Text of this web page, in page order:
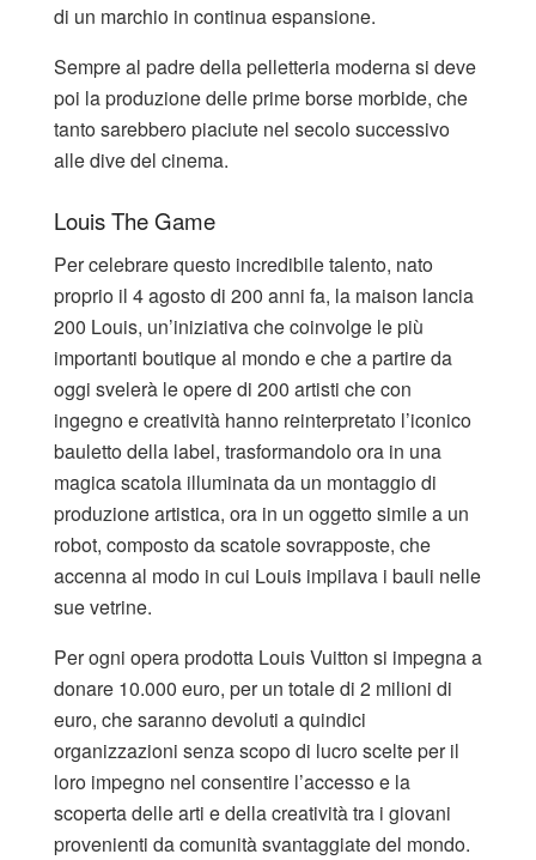
di un marchio in continua espansione.
Sempre al padre della pelletteria moderna si deve
poi la produzione delle prime borse morbide, che
tanto sarebbero piaciute nel secolo successivo
alle dive del cinema.
Louis The Game
Per celebrare questo incredibile talento, nato
proprio il 4 agosto di 200 anni fa, la maison lancia
200 Louis, un’iniziativa che coinvolge le più
importanti boutique al mondo e che a partire da
oggi svelerà le opere di 200 artisti che con
ingegno e creatività hanno reinterpretato l’iconico
bauletto della label, trasformandolo ora in una
magica scatola illuminata da un montaggio di
produzione artistica, ora in un oggetto simile a un
robot, composto da scatole sovrapposte, che
accenna al modo in cui Louis impilava i bauli nelle
sue vetrine.
Per ogni opera prodotta Louis Vuitton si impegna a
donare 10.000 euro, per un totale di 2 milioni di
euro, che saranno devoluti a quindici
organizzazioni senza scopo di lucro scelte per il
loro impegno nel consentire l’accesso e la
scoperta delle arti e della creatività tra i giovani
provenienti da comunità svantaggiate del mondo.